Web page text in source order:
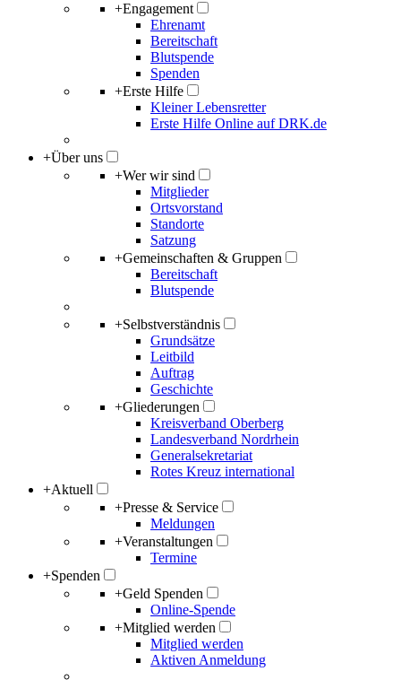
+Engagement
Ehrenamt
Bereitschaft
Blutspende
Spenden
+Erste Hilfe
Kleiner Lebensretter
Erste Hilfe Online auf DRK.de
+Über uns
+Wer wir sind
Mitglieder
Ortsvorstand
Standorte
Satzung
+Gemeinschaften & Gruppen
Bereitschaft
Blutspende
+Selbstverständnis
Grundsätze
Leitbild
Auftrag
Geschichte
+Gliederungen
Kreisverband Oberberg
Landesverband Nordrhein
Generalsekretariat
Rotes Kreuz international
+Aktuell
+Presse & Service
Meldungen
+Veranstaltungen
Termine
+Spenden
+Geld Spenden
Online-Spende
+Mitglied werden
Mitglied werden
Aktiven Anmeldung